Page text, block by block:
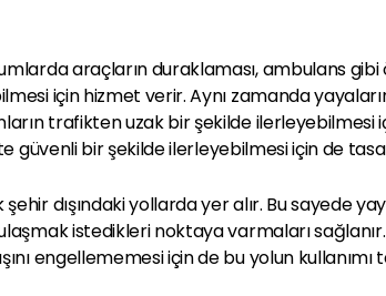
araçların duraklaması, ambulans gibi
için hizmet verir. Aynı zamanda
trafikten uzak bir şekilde ilerleyebilmesi
güvenli bir şekilde ilerleyebilmesi için de
dışındaki yollarda yer alır. Bu sayede
istedikleri noktaya varmaları
engellememesi için de bu yolun kullanımı